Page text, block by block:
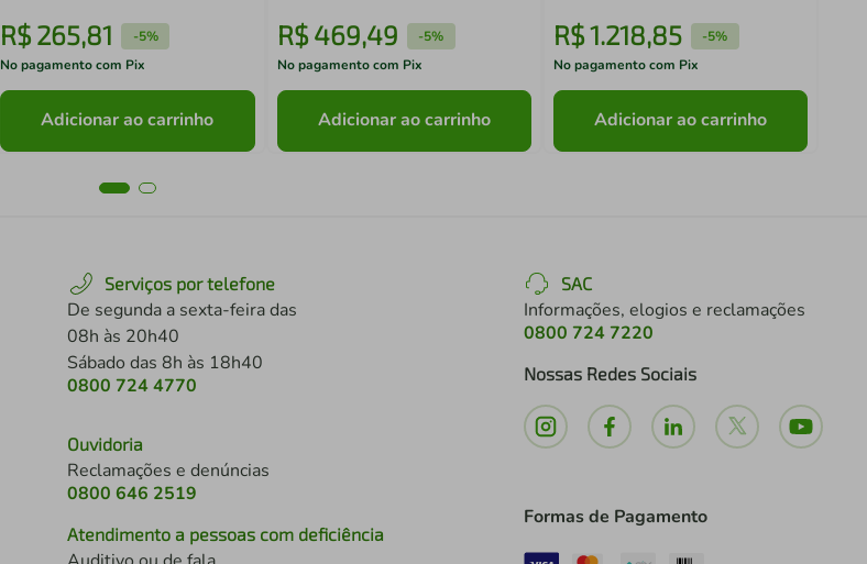
R$265,81 -5%
No pagamento com Pix
Adicionar ao carrinho
R$ 469,49 -5%
No pagamento com Pix
Adicionar ao carrinho
R$1.218,85 -5%
No pagamento com Pix
Adicionar ao carrinho
Serviços por telefone
De segunda a sexta-feira das
08h às 20h40
Sábado das 8h às 18h40
0800 724 4770
Ouvidoria
Reclamações e denúncias
0800 646 2519
Atendimento a pessoas com deficiência
SAC
Informações, elogios e reclamações
0800 724 7220
Nossas Redes Sociais
Formas de Pagamento